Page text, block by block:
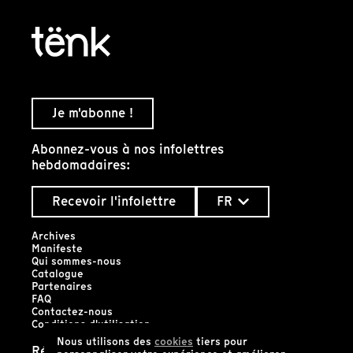
Nous utilisons des cookies tiers pour
Je m'abonne !
Abonnez-vous à nos infolettres
hebdomadaires:
Recevoir l'infolettre
FR
Archives
Manifeste
Qui sommes-nous
Catalogue
Partenaires
FAQ
Contactez-nous
Conditions d'utilisation